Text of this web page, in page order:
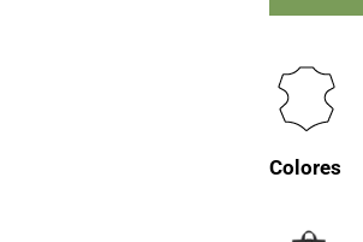
Colores